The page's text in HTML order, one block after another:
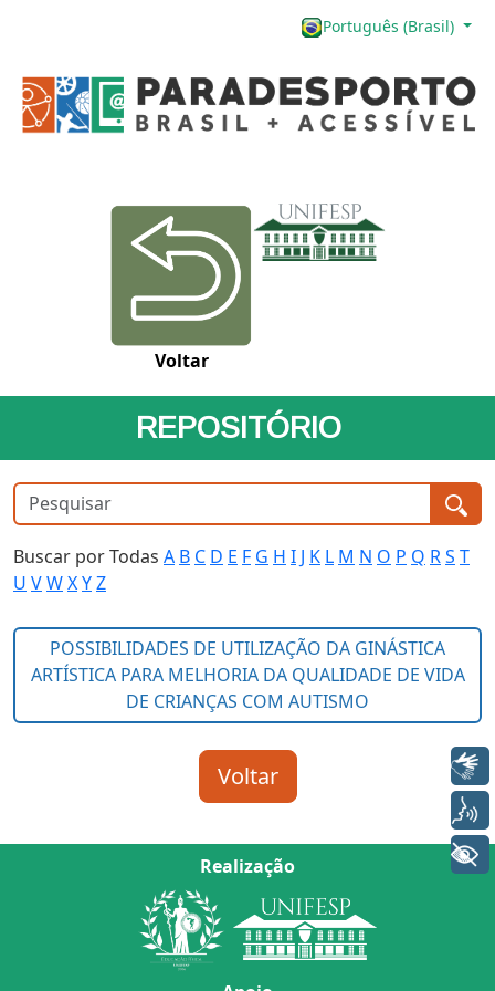
Português (Brasil)
Voltar
REPOSITÓRIO
Buscar por Todas A B C D E F G H I J K L M N O P Q RS T
U VWXYZ
Realização